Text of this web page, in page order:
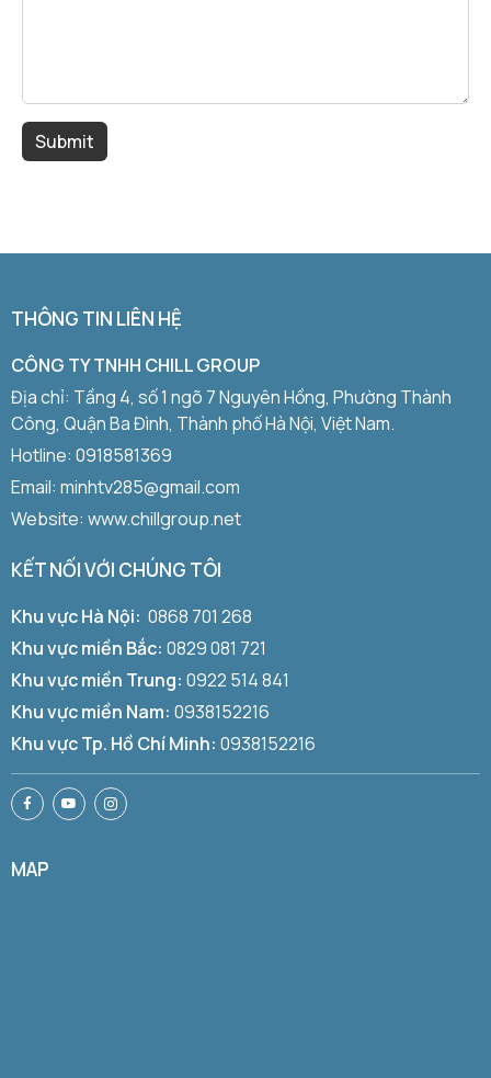
THÔNG TIN LIÊN HỆ
CÔNG TY TNHH CHILL GROUP
Địa chỉ: Tầng 4, số 1 ngõ 7 Nguyên Hồng, Phường Thành
Công, Quận Ba Đình, Thành phố Hà Nội, Việt Nam.
Hotline: 0918581369
Email: minhtv285@gmail.com
Website: www.chillgroup.net
KẾT NỐI VỚI CHÚNG TÔI
Khu vực Hà Nội: 0868 701 268
Khu vực miền Bắc: 0829 081 721
Khu vực miền Trung: 0922 514 841
Khu vực miền Nam: 0938152216
Khu vực Tp. Hồ Chí Minh: 0938152216
MAP